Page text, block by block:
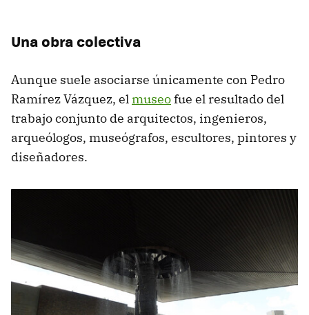
Una obra colectiva
Aunque suele asociarse únicamente con Pedro
Ramírez Vázquez, elmuseofue el resultado del
trabajo conjunto de arquitectos, ingenieros,
arqueólogos, museógrafos, escultores, pintores y
diseñadores.